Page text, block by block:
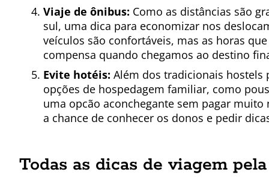
Viaje de ônibus: Como as distâncias são
sul, uma dica para economizar nos
veículos são confortáveis, mas as horas
compensa quando chegamos ao destino
Evite hotéis: Além dos tradicionais hostels
opções de hospedagem familiar, como
uma opcão aconchegante sem pagar
a chance de conhecer os donos e pedir
Todas as dicas de viagem